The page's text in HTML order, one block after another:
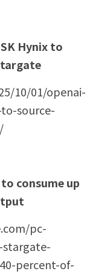
Hynix to
10/01/openai-
source-
consume up
pc-
percent-of-